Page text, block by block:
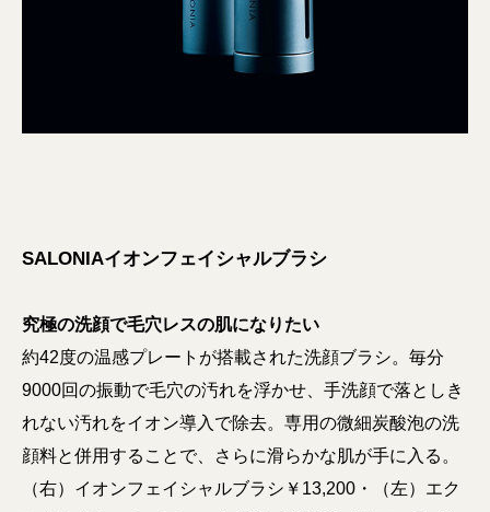
SALONIAイオンフェイシャルブラシ
究極の洗顔で毛穴レスの肌になりたい
約42度の温感プレートが搭載された洗顔ブラシ。毎分
9000回の振動で毛穴の汚れを浮かせ、手洗顔で落としき
れない汚れをイオン導入で除去。専用の微細炭酸泡の洗
顔料と併用することで、さらに滑らかな肌が手に入る。
（右）イオンフェイシャルブラシ￥13,200・（左）エク